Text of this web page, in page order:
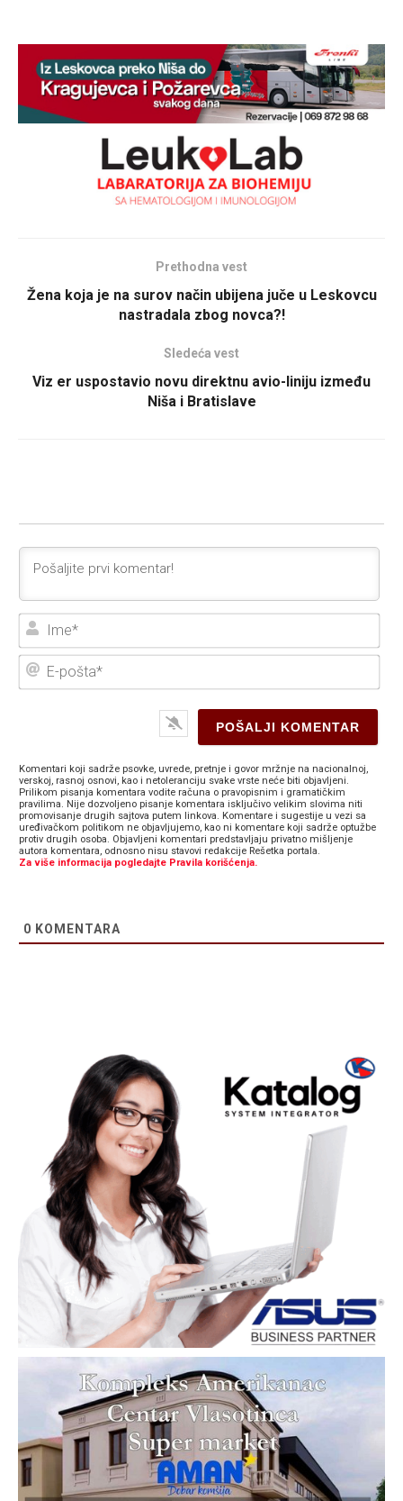
Prethodna vest
Žena koja je na surov način ubijena juče u Leskovcu
nastradala zbog novca?!
Sledeća vest
Viz er uspostavio novu direktnu avio-liniju između
Niša i Bratislave
E-
Komentari koji sadrže psovke, uvrede, pretnje i govor mržnje na nacionalnoj,
verskoj, rasnoj osnovi, kao i netoleranciju svake vrste neće biti objavljeni.
Prilikom pisanja komentara vodite računa o pravopisnim i gramatičkim
pravilima. Nije dozvoljeno pisanje komentara isključivo velikim slovima niti
promovisanje drugih sajtova putem linkova. Komentare i sugestije u vezi sa
uređivačkom politikom ne objavljujemo, kao ni komentare koji sadrže optužbe
protiv drugih osoba. Objavljeni komentari predstavljaju privatno mišljenje
autora komentara, odnosno nisu stavovi redakcije Rešetka portala.
Za više informacija pogledajte Pravila korišćenja.
0 KOMENTARA